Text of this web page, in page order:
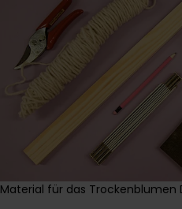
Material für das Trockenblumen